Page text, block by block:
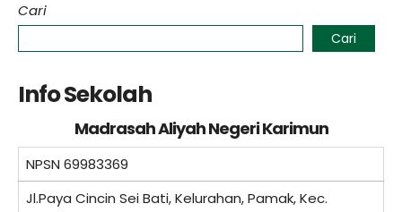
Cari
Cari
Info Sekolah
Madrasah Aliyah Negeri Karimun
NPSN 69983369
Jl.Paya Cincin Sei Bati, Kelurahan, Pamak, Kec.